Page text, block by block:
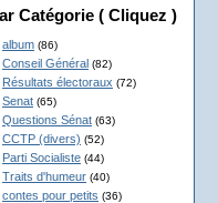
Catégorie ( Cliquez )
album (86)
Conseil Général (82)
Résultats électoraux (72)
Senat (65)
Questions Sénat (63)
CCTP (divers) (52)
Parti Socialiste (44)
Traits d'humeur (40)
contes pour petits (36)